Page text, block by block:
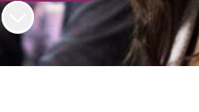
Skrolla för mer innehåll